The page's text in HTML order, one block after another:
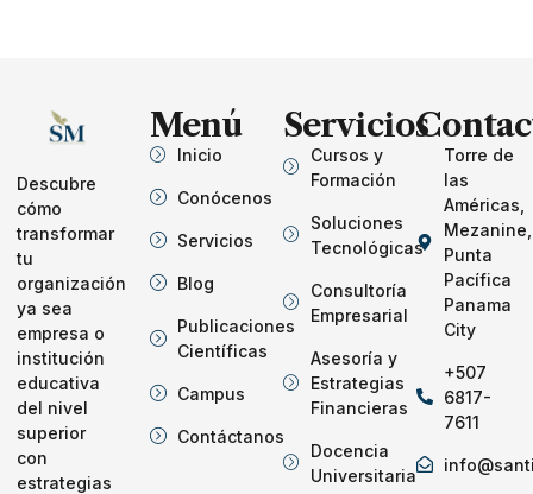
Descubre
cómo
transformar
tu
organización
ya sea
empresa o
institución
educativa
del nivel
superior
con
estrategias
Menú
Inicio
Conócenos
Servicios
Blog
Publicaciones
Científicas
Campus
Contáctanos
Servicios
Cursos y
Formación
Soluciones
Tecnológicas
Consultoría
Empresarial
Asesoría y
Estrategias
Financieras
Docencia
Universitaria
Torre de
las
Américas,
Mezanine,
Punta
Pacífica
Panama
City
+507
6817-
7611